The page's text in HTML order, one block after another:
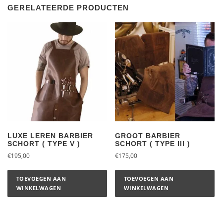
GERELATEERDE PRODUCTEN
LUXE LEREN BARBIER
SCHORT ( TYPE V )
€195,00
TOEVOEGEN AAN
WINKELWAGEN
GROOT BARBIER
SCHORT ( TYPE III )
€175,00
TOEVOEGEN AAN
WINKELWAGEN